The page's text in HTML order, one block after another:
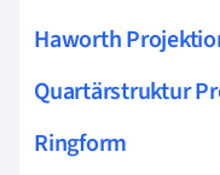
Haworth
Quartärstruktur
Ringform